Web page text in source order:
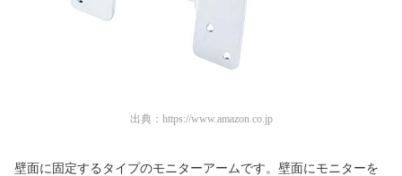
出典： https://www.amazon.co.jp
壁面に固定するタイプのモニターアームです。壁面にモニターを